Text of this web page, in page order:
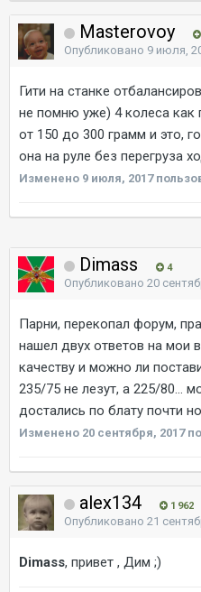
Masterovoy
Опубликовано 9 июля,
Гити на станке
не помню уже) 4 колеса как
от 150 до 300 грамм и это,
она на руле без перегруза
Изменено 9 июля, 2017
Dimass 4
Опубликовано 20
Парни, перекопал форум,
нашел двух ответов на
качеству и можно ли
235/75 не лезут, а 225/80...
достались по блату почти
Изменено 20 сентября, 2017
alex134 1 962
Опубликовано 21
Dimass, привет , Дим ;)